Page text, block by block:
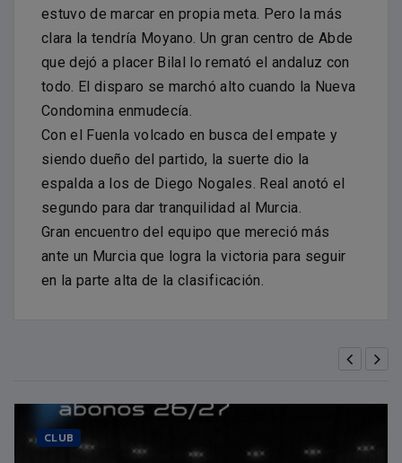
estuvo de marcar en propia meta. Pero la más
clara la tendría Moyano. Un gran centro de Abde
que dejó a placer Bilal lo remató el andaluz con
todo. El disparo se marchó alto cuando la Nueva
Condomina enmudecía.
Con el Fuenla volcado en busca del empate y
siendo dueño del partido, la suerte dio la
espalda a los de Diego Nogales. Real anotó el
segundo para dar tranquilidad al Murcia.
Gran encuentro del equipo que mereció más
ante un Murcia que logra la victoria para seguir
en la parte alta de la clasificación.
CLUB